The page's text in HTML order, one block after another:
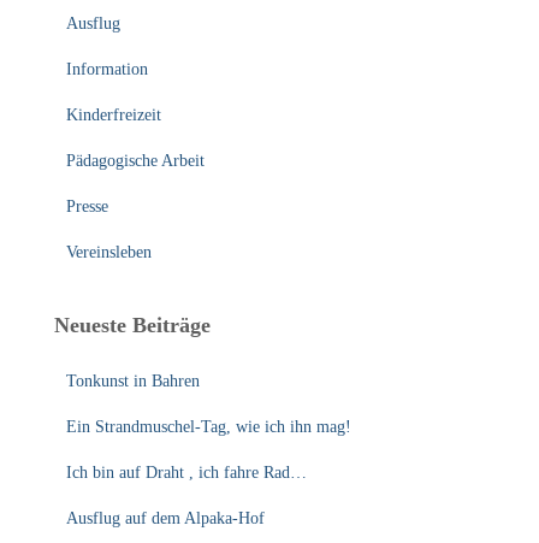
Ausflug
Information
Kinderfreizeit
Pädagogische Arbeit
Presse
Vereinsleben
Neueste Beiträge
Tonkunst in Bahren
Ein Strandmuschel-Tag, wie ich ihn mag!
Ich bin auf Draht , ich fahre Rad…
Ausflug auf dem Alpaka-Hof